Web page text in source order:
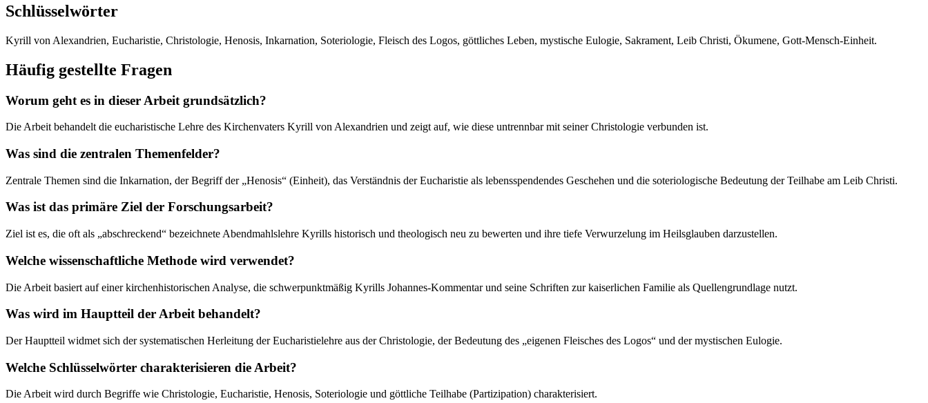
Schlüsselwörter
Kyrill von Alexandrien, Eucharistie, Christologie, Henosis, Inkarnation, Soteriologie, Fleisch des Logos, göttliches Leben, mystische Eulogie, Sakrament, Leib Christi, Ökumene, Gott-Mensch-Einheit.
Häufig gestellte Fragen
Worum geht es in dieser Arbeit grundsätzlich?
Die Arbeit behandelt die eucharistische Lehre des Kirchenvaters Kyrill von Alexandrien und zeigt auf, wie diese untrennbar mit seiner Christologie verbunden ist.
Was sind die zentralen Themenfelder?
Zentrale Themen sind die Inkarnation, der Begriff der „Henosis“ (Einheit), das Verständnis der Eucharistie als lebensspendendes Geschehen und die soteriologische Bedeutung der Teilhabe am Leib Christi.
Was ist das primäre Ziel der Forschungsarbeit?
Ziel ist es, die oft als „abschreckend“ bezeichnete Abendmahlslehre Kyrills historisch und theologisch neu zu bewerten und ihre tiefe Verwurzelung im Heilsglauben darzustellen.
Welche wissenschaftliche Methode wird verwendet?
Die Arbeit basiert auf einer kirchenhistorischen Analyse, die schwerpunktmäßig Kyrills Johannes-Kommentar und seine Schriften zur kaiserlichen Familie als Quellengrundlage nutzt.
Was wird im Hauptteil der Arbeit behandelt?
Der Hauptteil widmet sich der systematischen Herleitung der Eucharistielehre aus der Christologie, der Bedeutung des „eigenen Fleisches des Logos“ und der mystischen Eulogie.
Welche Schlüsselwörter charakterisieren die Arbeit?
Die Arbeit wird durch Begriffe wie Christologie, Eucharistie, Henosis, Soteriologie und göttliche Teilhabe (Partizipation) charakterisiert.